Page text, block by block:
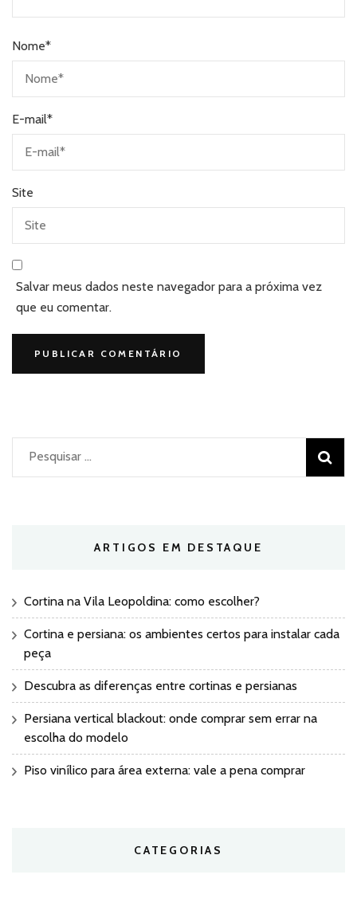
Nome*
E-mail*
Site
Salvar meus dados neste navegador para a próxima vez
que eu comentar.
Pesquisar
por:
ARTIGOS EM DESTAQUE
Cortina na Vila Leopoldina: como escolher?
Cortina e persiana: os ambientes certos para instalar cada
peça
Descubra as diferenças entre cortinas e persianas
Persiana vertical blackout: onde comprar sem errar na
escolha do modelo
Piso vinílico para área externa: vale a pena comprar
CATEGORIAS